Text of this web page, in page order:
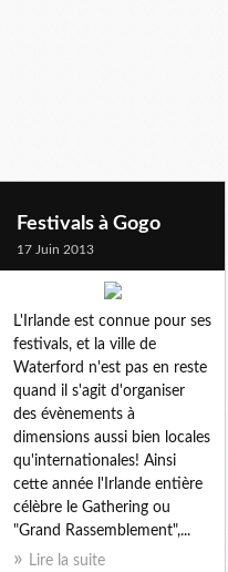
viking marathon
Festivals à Gogo
17 Juin 2013
L'Irlande est connue pour ses
festivals, et la ville de
Waterford n'est pas en reste
quand il s'agit d'organiser
des évènements à
dimensions aussi bien locales
qu'internationales! Ainsi
cette année l'Irlande entière
célèbre le Gathering ou
"Grand Rassemblement",...
Lire la suite